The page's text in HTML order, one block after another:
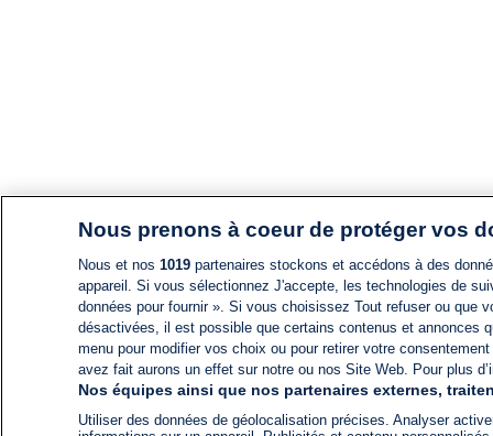
Nous prenons à coeur de protéger vos
Nous et nos 1019partenaires stockons et accédons à des
appareil. Si vous sélectionnez J'accepte, les technologies de
données pour fournir ». Si vous choisissez Tout refuser ou
désactivées, il est possible que certains contenus et annonces
menu pour modifier vos choix ou pour retirer votre
avez fait aurons un effet sur notre ou nos Site Web. Pour plus
Nos équipes ainsi que nos partenaires externes,
Utiliser des données de géolocalisation précises. Analyser